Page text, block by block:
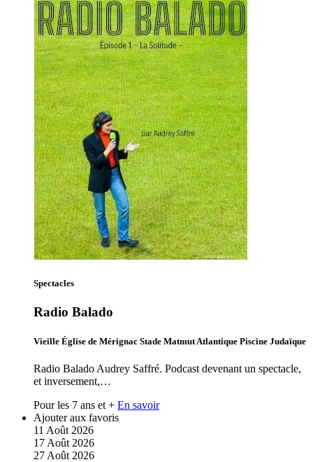
Spectacles
Radio Balado
Vieille Église de Mérignac Stade Matmut Atlantique Piscine Judaïque
Radio Balado Audrey Saffré. Podcast devenant un spectacle,
et inversement,…
Pour les 7 ans et + En savoir
Ajouter aux favoris
11 Août 2026
17 Août 2026
27 Août 2026